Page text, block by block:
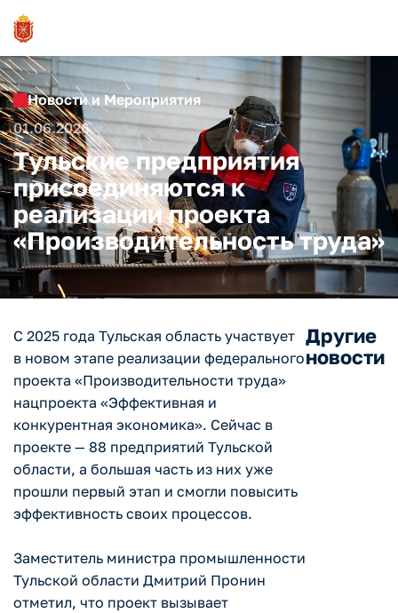
Новости и Мероприятия
01.06.2026
Тульские предприятия
присоединяются к
реализации проекта
«Производительность труда»
С 2025 года Тульская область участвует
в новом этапе реализации федерального
проекта «Производительности труда»
нацпроекта «Эффективная и
конкурентная экономика». Сейчас в
проекте — 88 предприятий Тульской
области, а большая часть из них уже
прошли первый этап и смогли повысить
эффективность своих процессов.
Заместитель министра промышленности
Тульской области Дмитрий Пронин
отметил, что проект вызывает
Другие
новости